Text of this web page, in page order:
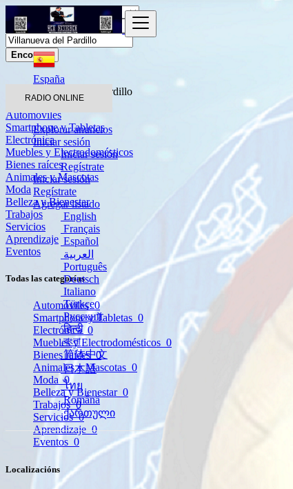
RADIO ONLINE
Explorar anuncios
Iniciar sesión
Iniciar sesión
Regístrate
Iniciar sesión
Regístrate
Agregar listado
English
Français
Español
العربية
Português
Deutsch
Italiano
Türkçe
Русский
हिन्दी
বাংলা
简体中文
日本語
ไทย
Română
ქართული
Encontrar
España
Villanueva del Pardillo
Automóviles
Smartphone y Tabletas
Electrónica
Muebles y Electrodomésticos
Bienes raíces
Animales y Mascotas
Moda
Belleza y Bienestar
Trabajos
Servicios
Aprendizaje
Eventos
Todas las categorías
Automóviles0
Smartphone y Tabletas 0
Electrónica 0
Muebles y Electrodomésticos 0
Bienes raíces0
Animales y Mascotas 0
Moda 0
Belleza y Bienestar 0
Trabajos0
Servicios0
Aprendizaje 0
Eventos 0
Localizacións